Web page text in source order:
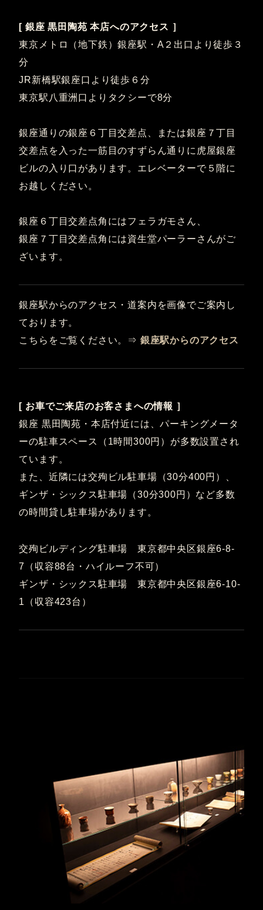
[ 銀座 黒田陶苑 本店へのアクセス ］
東京メトロ（地下鉄）銀座駅・A２出口より徒歩３
分
JR新橋駅銀座口より徒歩６分
東京駅八重洲口よりタクシーで8分
銀座通りの銀座６丁目交差点、または銀座７丁目
交差点を入った一筋目のすずらん通りに虎屋銀座
ビルの入り口があります。エレベーターで５階に
お越しください。
銀座６丁目交差点角にはフェラガモさん、
銀座７丁目交差点角には資生堂パーラーさんがご
ざいます。
銀座駅からのアクセス・道案内を画像でご案内し
ております。
こちらをご覧ください。⇒ 銀座駅からのアクセス
[ お車でご来店のお客さまへの情報 ］
銀座 黒田陶苑・本店付近には、パーキングメータ
ーの駐車スペース（1時間300円）が多数設置され
ています。
また、近隣には交殉ビル駐車場（30分400円）、
ギンザ・シックス駐車場（30分300円）など多数
の時間貸し駐車場があります。
交殉ビルディング駐車場 東京都中央区銀座6-8-
7（収容88台・ハイルーフ不可）
ギンザ・シックス駐車場 東京都中央区銀座6-10-
1（収容423台）